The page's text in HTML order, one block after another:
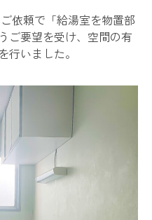
依頼で「給湯室を物置部
ご要望を受け、空間の有
行いました。